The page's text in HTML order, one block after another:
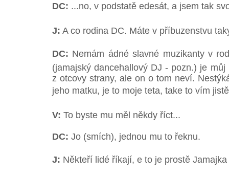
DC: ...no, v podstatě edesát, a jsem tak
J: A co rodina DC. Máte v příbuzenstvu
DC: Nemám ádné slavné muzikanty v
(jamajský dancehallový DJ - pozn.) je
z otcovy strany, ale on o tom neví.
jeho matku, je to moje teta, take to vím
V: To byste mu měl někdy říct...
DC: Jo (smích), jednou mu to řeknu.
J: Někteří lidé říkají, e to je prostě